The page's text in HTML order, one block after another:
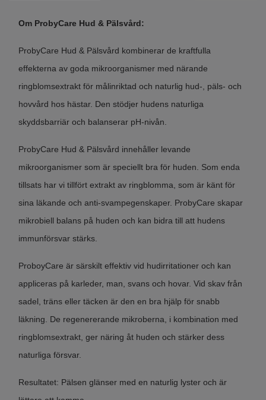
Om ProbyCare Hud & Pälsvård:
ProbyCare Hud & Pälsvård kombinerar de kraftfulla
effekterna av goda mikroorganismer med närande
ringblomsextrakt för målinriktad och naturlig hud-, päls- och
hovvård hos hästar. Den stödjer hudens naturliga
skyddsbarriär och balanserar pH-nivån.
ProbyCare Hud & Pälsvård innehåller levande
mikroorganismer som är speciellt bra för huden. Som enda
tillsats har vi tillfört extrakt av ringblomma, som är känt för
sina läkande och anti-svampegenskaper. ProbyCare skapar
mikrobiell balans på huden och kan bidra till att hudens
immunförsvar stärks.
ProboyCare är särskilt effektiv vid hudirritationer och kan
appliceras på karleder, man, svans och hovar. Vid skav från
sadel, träns eller täcken är den en bra hjälp för snabb
läkning. De regenererande mikroberna, i kombination med
ringblomsextrakt, ger näring åt huden och stärker dess
naturliga försvar.
Resultatet: Pälsen glänser med en naturlig lyster och är